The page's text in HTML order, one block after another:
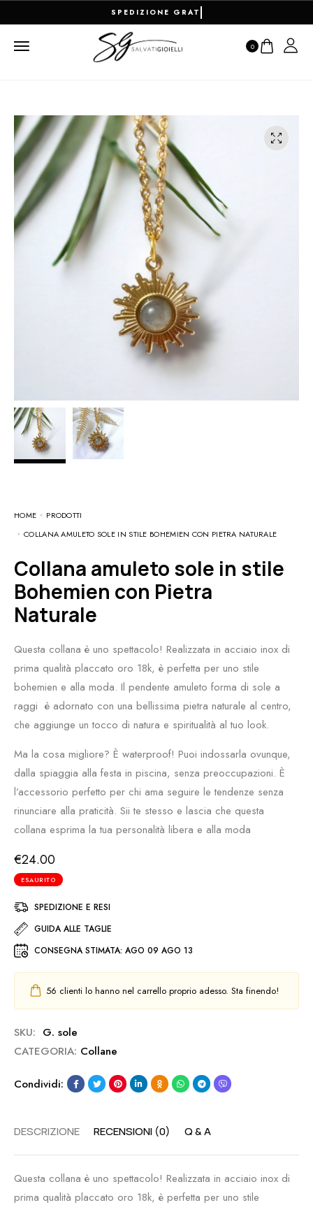
RESO FACILE E PAGAMENTI
0
HOME
PRODOTTI
COLLANA AMULETO SOLE IN STILE BOHEMIEN CON PIETRA NATURALE
Collana amuleto sole in stile
Bohemien con Pietra
Naturale
Questa collana è uno spettacolo! Realizzata in acciaio inox di
prima qualità placcato oro 18k, è perfetta per uno stile
bohemien e alla moda. Il pendente amuleto forma di sole a
raggi è adornato con una bellissima pietra naturale al centro,
che aggiunge un tocco di natura e spiritualità al tuo look.
Ma la cosa migliore? È waterproof! Puoi indossarla ovunque,
dalla spiaggia alla festa in piscina, senza preoccupazioni. È
l’accessorio perfetto per chi ama seguire le tendenze senza
rinunciare alla praticità. Sii te stesso e lascia che questa
collana esprima la tua personalità libera e alla moda
€24.00
ESAURITO
SPEDIZIONE E RESI
GUIDA ALLE TAGLIE
CONSEGNA STIMATA: AGO 09 AGO 13
56 clienti lo hanno nel carrello proprio adesso. Sta finendo!
SKU: G. sole
CATEGORIA: Collane
Condividi:
DESCRIZIONE RECENSIONI (0) Q & A
Questa collana è uno spettacolo! Realizzata in acciaio inox di
prima qualità placcato oro 18k, è perfetta per uno stile